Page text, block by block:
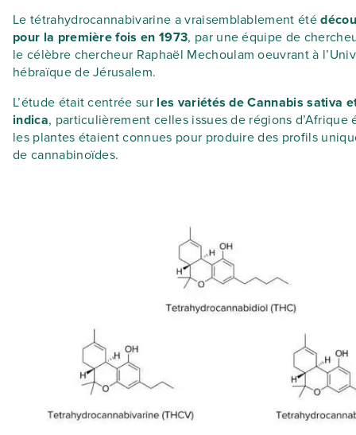
Le tétrahydrocannabivarine a vraisemblablement été
pour la première fois en 1973, par une équipe de
le célèbre chercheur Raphaël Mechoulam oeuvrant à
hébraïque de Jérusalem.
L’étude était centrée sur les variétés de Cannabis sativa
indica, particulièrement celles issues de régions d’Afrique
les plantes étaient connues pour produire des profils
de cannabinoïdes.